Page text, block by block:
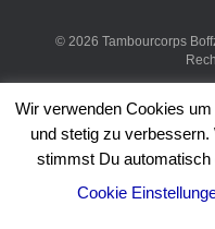
© 2026 Tambourcorps
Ein
Wir verwenden Cookies
und stetig zu
stimmst Du
Cookie